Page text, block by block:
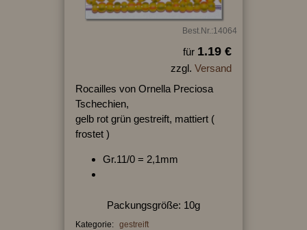
Best.Nr.:14064
für 1.19 €
zzgl. Versand
Rocailles von Ornella Preciosa
Tschechien,
gelb rot grün gestreift, mattiert (
frostet )
Gr.11/0 = 2,1mm
Packungsgröße: 10g
Kategorie: gestreift